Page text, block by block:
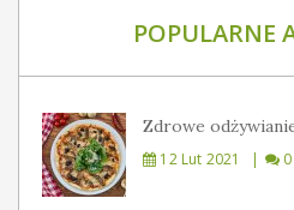
POPULARNE
Zdrowe
12 Lut 2021 0